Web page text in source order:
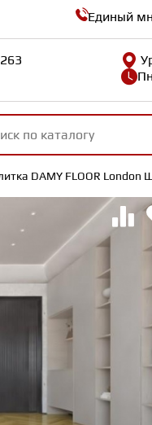
Единый
DAMY FLOOR